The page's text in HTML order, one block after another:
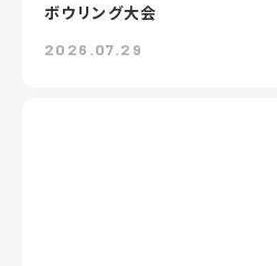
ボウリング大会
2026.07.29